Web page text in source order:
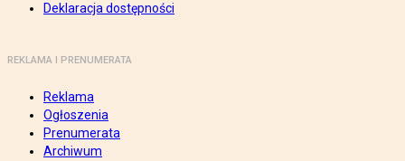
Deklaracja dostępności
REKLAMA I PRENUMERATA
Reklama
Ogłoszenia
Prenumerata
Archiwum